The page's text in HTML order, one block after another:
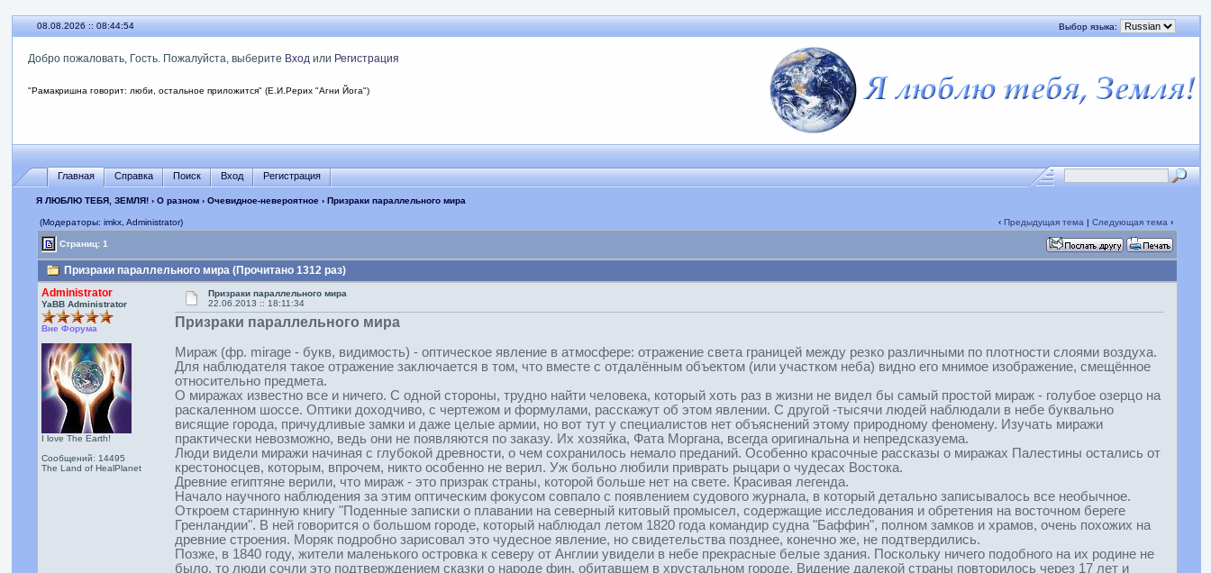
08.08.2026 :: 08:44:55 Выбор языка:
Добро пожаловать, Гость. Пожалуйста, выберите Вход или Регистрация
"Рамакришна говорит: люби, остальное приложится" (Е.И.Рерих "Агни Йога")
Главная Справка Поиск Вход Регистрация
Я ЛЮБЛЮ ТЕБЯ, ЗЕМЛЯ! ›О разном ›Очевидное-невероятное › Призраки параллельного мира
(Модераторы: imkx, Administrator) ‹ Предыдущая тема | Следующая тема ›
Страниц: 1
Призраки параллельного мира (Прочитано 1312 раз)
Administrator
YaBB Administrator
Вне Форума
I love The Earth!
Сообщений: 14495
The Land of HealPlanet
Призраки параллельного мира
22.06.2013 :: 18:11:34
Призраки параллельного мира
Мираж (фр. mirage - букв, видимость) - оптическое явление в атмосфере: отражение света границей между резко различными по плотности слоями воздуха.
Для наблюдателя такое отражение заключается в том, что вместе с отдалённым объектом (или участком неба) видно его мнимое изображение, смещённое
относительно предмета.
О миражах известно все и ничего. С одной стороны, трудно найти человека, который хоть раз в жизни не видел бы самый простой мираж - голубое озерцо на
раскаленном шоссе. Оптики доходчиво, с чертежом и формулами, расскажут об этом явлении. С другой -тысячи людей наблюдали в небе буквально
висящие города, причудливые замки и даже целые армии, но вот тут у специалистов нет объяснений этому природному феномену. Изучать миражи
практически невозможно, ведь они не появляются по заказу. Их хозяйка, Фата Моргана, всегда оригинальна и непредсказуема.
Люди видели миражи начиная с глубокой древности, о чем сохранилось немало преданий. Особенно красочные рассказы о миражах Палестины остались от
крестоносцев, которым, впрочем, никто особенно не верил. Уж больно любили приврать рыцари о чудесах Востока.
Древние египтяне верили, что мираж - это призрак страны, которой больше нет на свете. Красивая легенда.
Начало научного наблюдения за этим оптическим фокусом совпало с появлением судового журнала, в который детально записывалось все необычное.
Откроем старинную книгу "Поденные записки о плавании на северный китовый промысел, содержащие исследования и обретения на восточном береге
Гренландии". В ней говорится о большом городе, который наблюдал летом 1820 года командир судна "Баффин", полном замков и храмов, очень похожих на
древние строения. Моряк подробно зарисовал это чудесное явление, но свидетельства позднее, конечно же, не подтвердились.
Позже, в 1840 году, жители маленького островка к северу от Англии увидели в небе прекрасные белые здания. Поскольку ничего подобного на их родине не
было, то люди сочли это подтверждением сказки о народе фин, обитавшем в хрустальном городе. Видение далекой страны повторилось через 17 лет и